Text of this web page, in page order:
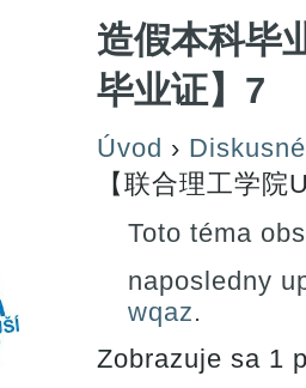
造假本科毕
毕业证】7
Úvod ›
【联合理工学
Toto téma
naposledny
wqaz.
Zobrazuje sa 1